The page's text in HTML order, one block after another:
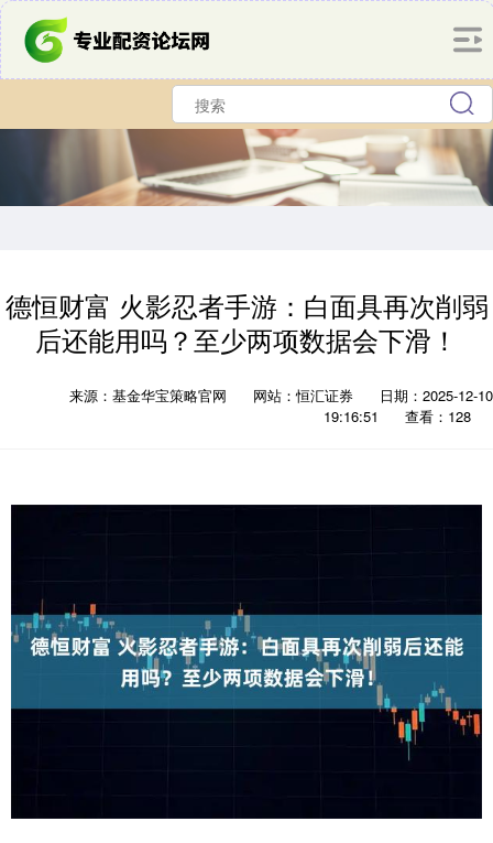
德恒财富 火影忍者手游：白面具再次削弱
后还能用吗？至少两项数据会下滑！
来源：基金华宝策略官网 网站：恒汇证券
日期：2025-12-10
19:16:51
查看：128